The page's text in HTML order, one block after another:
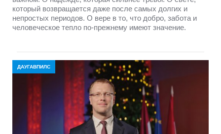
который возвращается даже после самых долгих и
непростых периодов. О вере в то, что добро, забота и
человеческое тепло по-прежнему имеют значение.
ДАУГАВПИЛС